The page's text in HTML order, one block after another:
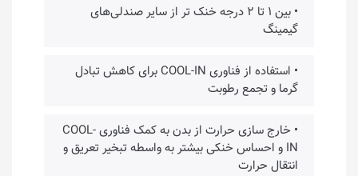
• بین ۱ تا ۲ درجه خنک تر از سایر صندلی‌های
گیمینگ
• استفاده از فناوری COOL-IN برای کاهش تبادل
گرما و تجمع رطوبت
• خارج سازی حرارت از بدن به کمک فناوری COOL-
IN و احساس خنکی بیشتر به واسطه تبخیر تعریق و
انتقال حرارت